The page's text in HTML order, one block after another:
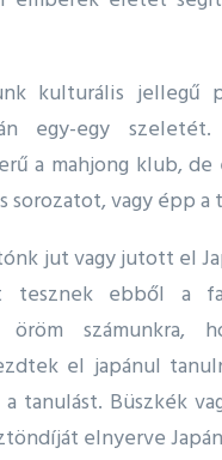
kulturális jellegű
egy-egy
a mahjong klub,
sorozatot, vagy épp a
jut vagy jutott el
tesznek ebből a
öröm számunkra,
el japánul
tanulást. Büszkék
elnyerve